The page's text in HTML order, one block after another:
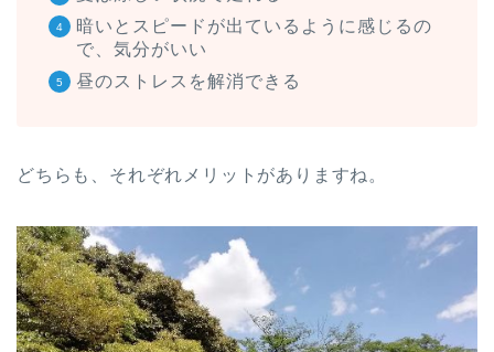
暗いとスピードが出ているように感じるの
で、気分がいい
昼のストレスを解消できる
どちらも、それぞれメリットがありますね。